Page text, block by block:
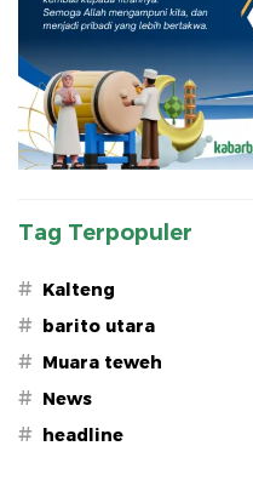
Tag Terpopuler
# Kalteng
# barito utara
# Muara teweh
# News
# headline